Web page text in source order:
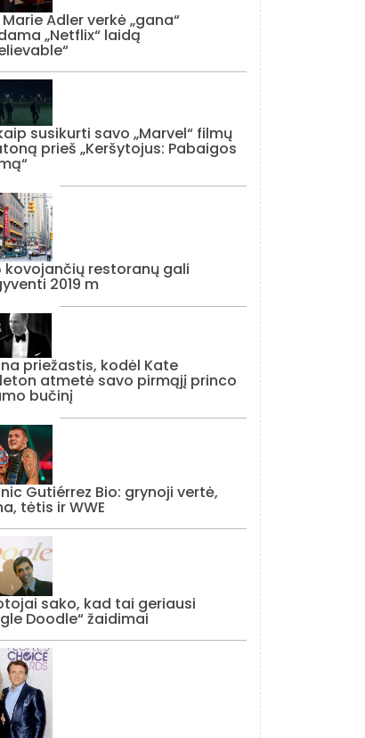
Adler verkė „gana“
„Netflix“ laidą
susikurti savo „Marvel“ filmų
prieš „Keršytojus: Pabaigos
kovojančių restoranų gali
2019 m
priežastis, kodėl Kate
atmetė savo pirmąjį princo
bučinį
Gutiérrez Bio: grynoji vertė,
tėtis ir WWE
sako, kad tai geriausi
Doodle“ žaidimai